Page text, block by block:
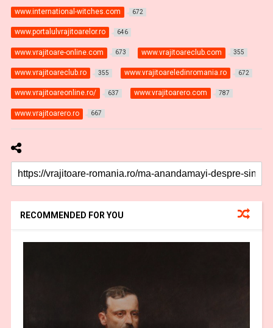
www.international-witches.com 672
www.portalulvrajitoarelor.ro 646
www.vrajitoare-online.com 673 www.vrajitoareclub.com 355
www.vrajitoareclub.ro 355 www.vrajitoareledinromania.ro 672
www.vrajitoareonline.ro/ 637 www.vrajitoarero.com 787
www.vrajitoarero.ro 667
RECOMMENDED FOR YOU